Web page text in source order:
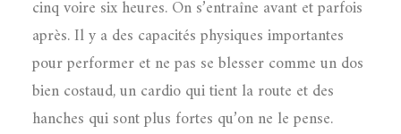
cinq voire six heures. On s’entraîne avant et parfois
après. Il y a des capacités physiques importantes
pour performer et ne pas se blesser comme un dos
bien costaud, un cardio qui tient la route et des
hanches qui sont plus fortes qu’on ne le pense.